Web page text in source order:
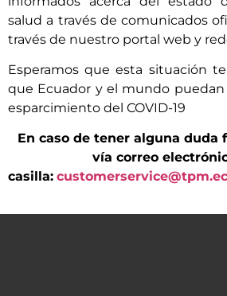
salud a través de comunicados
través de nuestro portal web y
Esperamos que esta situación
que Ecuador y el mundo puedan
esparcimiento del COVID-19
En caso de tener alguna duda
vía correo
casilla: customerservice@tpm.ec